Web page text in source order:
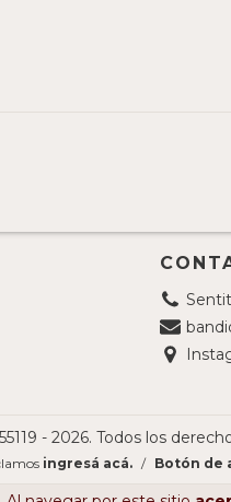
- 2026. Todos los
ingresá acá. / Botón de